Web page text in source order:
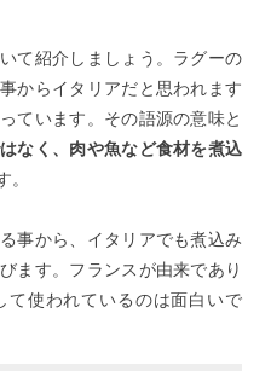
て紹介しましょう。ラグーの
からイタリアだと思われます
ています。その語源の意味と
なく、肉や魚など食材を煮込
。
事から、イタリアでも煮込み
ます。フランスが由来であり
て使われているのは面白いで